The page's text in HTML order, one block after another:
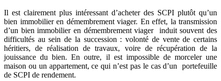
Il est clairement plus intéressant d’acheter des SCPI plutôt qu’un
bien immobilier en démembrement viager. En effet, la transmission
d’un bien immobilier en démembrement viager induit souvent des
difficultés au sein de la succession : volonté de vente de certains
héritiers, de réalisation de travaux, voire de récupération de la
jouissance du bien. En outre, il est impossible de morceler une
maison ou un appartement, ce qui n’est pas le cas d’un portefeuille
de SCPI de rendement.